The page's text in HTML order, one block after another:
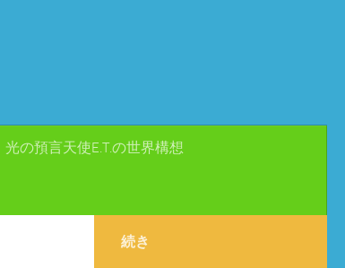
光の預言天使E.T.の世界構想
続き